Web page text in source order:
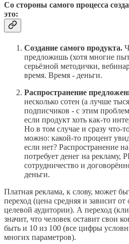
Со стороны самого процесса
это:
Создание самого продукта.
предложишь (хотя многие
серьёзной методички,
время. Время - деньги.
Распространение
несколько сотен (а лучше
подписчиков - с этим
если продукт хоть как-то
Но в том случае и сразу что-
можно: какой-то процент
если нет? Распространение
потребует денег на рекламу,
сотрудничество и
деньги.
Платная реклама, к слову, может
переход (цена средняя и зависит от
целевой аудитории). А переход
значит, что человек оставит свои
быть и 10 из 100 (все цифры
многих параметров).